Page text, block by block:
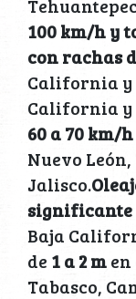
100 km/h y
con rachas
California y
California y
60 a 70 km/
Nuevo
Jalisco.
significante
Baja
de 1 a 2 m
Tabasco,